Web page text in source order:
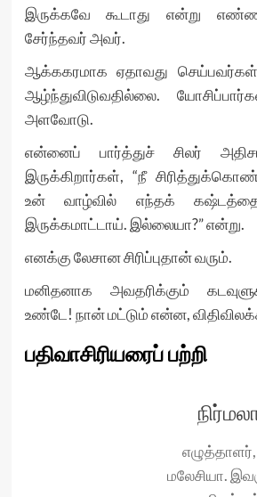
இருக்கவே கூடாது என்று
சேர்ந்தவர் அவர்.
ஆக்ககரமாக ஏதாவது செய்பவர்கள்
ஆழ்ந்துவிடுவதில்லை.
அளவோடு.
என்னைப் பார்த்துச் சிலர்
இருக்கிறார்கள், “நீ
உன் வாழ்வில் எந்தக்
இருக்கமாட்டாய். இல்லையா?” என்று.
எனக்கு லேசான சிரிப்புதான் வரும்.
மனிதனாக அவதரிக்கும்
உண்டே! நான் மட்டும் என்ன,
பதிவாசிரியரைப் பற்றி
மலேசியா.